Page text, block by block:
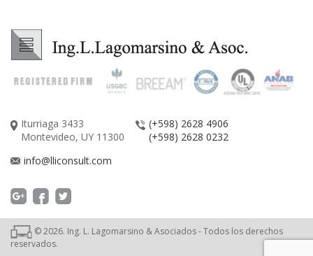
Iturriaga 3433
Montevideo, UY 11300
(+598) 2628 4906
(+598) 2628 0232
info@lliconsult.com
©2026. Ing. L. Lagomarsino & Asociados - Todos los derechos
reservados.